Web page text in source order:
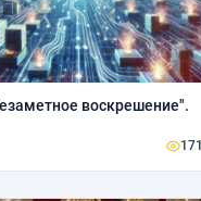
воскрешение".
171